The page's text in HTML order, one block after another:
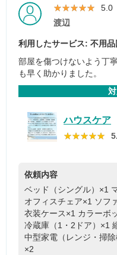
★★★★★
★★★★★ 5.0
渡辺
利用したサービス: 不用品
部屋を傷つけないよう丁
も早く助かりました。
ハウスケア
★★★★★
★★★★★
依頼内容
ベッド（シングル）×1
オフィスチェア×1 ソフ
衣装ケース×1 カラーボ
冷蔵庫（1・2ドア）×1
中型家電（レンジ・掃
×2